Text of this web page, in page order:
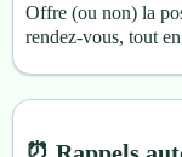
Offre (ou non) la
rendez-vous, tout